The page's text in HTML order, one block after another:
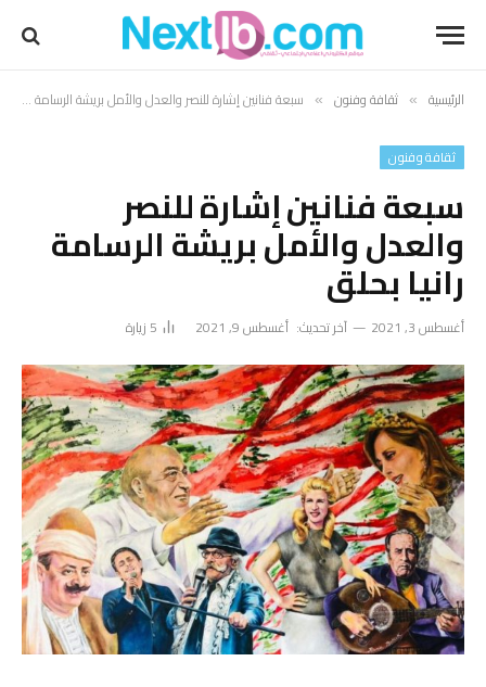
الرئيسية » ثقافة وفنون » سبعة فنانين إشارة للنصر والعدل والأمل بريشة الرسامة رانيا بحلق
ثقافة وفنون
سبعة فنانين إشارة للنصر
والعدل والأمل بريشة الرسامة
رانيا بحلق
أغسطس 3, 2021 آخر تحديث: أغسطس 9, 2021 5 زيارة